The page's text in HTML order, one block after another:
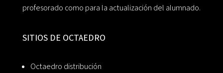
profesorado como para la actualización del alumnado.
SITIOS DE OCTAEDRO
Octaedro distribución